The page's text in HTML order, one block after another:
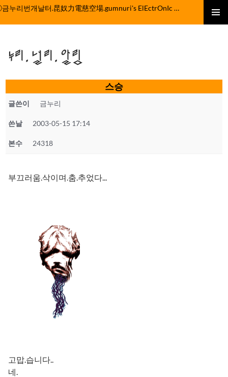
컨
뛰
기
ⓒ금누리번개날터.昆奴力電慈空場.gumnuri's ElEctrOnIc fActOrY
누리.널리.알림
스승
글쓴이 금누리
쓴날 2003-05-15 17:14
본수 24318
부끄러움.삭이며.춤.추었다...
고맙.습니다..
네.